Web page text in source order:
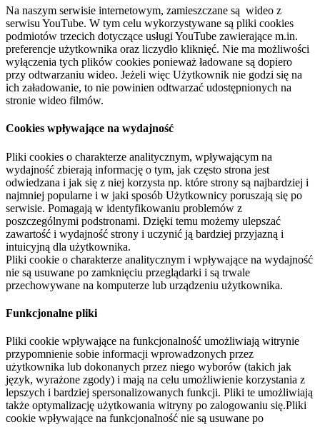
Na naszym serwisie internetowym, zamieszczane są wideo z
serwisu YouTube. W tym celu wykorzystywane są pliki cookies
podmiotów trzecich dotyczące usługi YouTube zawierające m.in.
preferencje użytkownika oraz liczydło kliknięć. Nie ma możliwości
wyłączenia tych plików cookies ponieważ ładowane są dopiero
przy odtwarzaniu wideo. Jeżeli więc Użytkownik nie godzi się na
ich załadowanie, to nie powinien odtwarzać udostępnionych na
stronie wideo filmów.
Cookies wpływające na wydajność
Pliki cookies o charakterze analitycznym, wpływającym na
wydajność zbierają informację o tym, jak często strona jest
odwiedzana i jak się z niej korzysta np. które strony są najbardziej i
najmniej popularne i w jaki sposób Użytkownicy poruszają się po
serwisie. Pomagają w identyfikowaniu problemów z
poszczególnymi podstronami. Dzięki temu możemy ulepszać
zawartość i wydajność strony i uczynić ją bardziej przyjazną i
intuicyjną dla użytkownika.
Pliki cookie o charakterze analitycznym i wpływające na wydajność
nie są usuwane po zamknięciu przeglądarki i są trwale
przechowywane na komputerze lub urządzeniu użytkownika.
Funkcjonalne pliki
Pliki cookie wpływające na funkcjonalność umożliwiają witrynie
przypomnienie sobie informacji wprowadzonych przez
użytkownika lub dokonanych przez niego wyborów (takich jak
język, wyrażone zgody) i mają na celu umożliwienie korzystania z
lepszych i bardziej spersonalizowanych funkcji. Pliki te umożliwiają
także optymalizację użytkowania witryny po zalogowaniu się.Pliki
cookie wpływające na funkcjonalność nie są usuwane po